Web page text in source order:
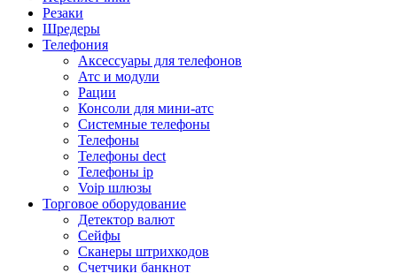
Замки
Терминалы доступа
Охранно-пожарная сигнализация
Коннекторы и розетки
Инструмент и садовая техника
Электро и пневмоинструмент
Аксессуары для пневмоинструментов
Гайковерты пневматические
Инструмент измерительный
Краскораспылители пневматические
Резаки
Шредеры
Телефония
Аксессуары для телефонов
Атс и модули
Рации
Консоли для мини-атс
Системные телефоны
Телефоны
Телефоны dect
Телефоны ip
Voip шлюзы
Торговое оборудование
Детектор валют
Сейфы
Сканеры штрихкодов
Счетчики банкнот